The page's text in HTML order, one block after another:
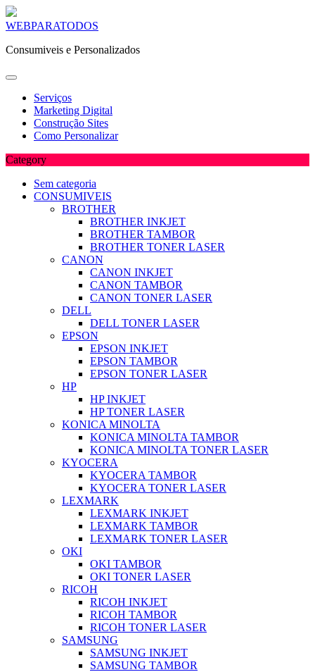
Skip
content
WEBPARATODOS
Consumiveis e Personalizados
Serviços
Marketing Digital
Construção Sites
Como Personalizar
Category
Sem categoria
CONSUMIVEIS
BROTHER
BROTHER INKJET
BROTHER TAMBOR
BROTHER TONER LASER
CANON
CANON INKJET
CANON TAMBOR
CANON TONER LASER
DELL
DELL TONER LASER
EPSON
EPSON INKJET
EPSON TAMBOR
EPSON TONER LASER
HP
HP INKJET
HP TONER LASER
KONICA MINOLTA
KONICA MINOLTA TAMBOR
KONICA MINOLTA TONER LASER
KYOCERA
KYOCERA TAMBOR
KYOCERA TONER LASER
LEXMARK
LEXMARK INKJET
LEXMARK TAMBOR
LEXMARK TONER LASER
OKI
OKI TAMBOR
OKI TONER LASER
RICOH
RICOH INKJET
RICOH TAMBOR
RICOH TONER LASER
SAMSUNG
SAMSUNG INKJET
SAMSUNG TAMBOR